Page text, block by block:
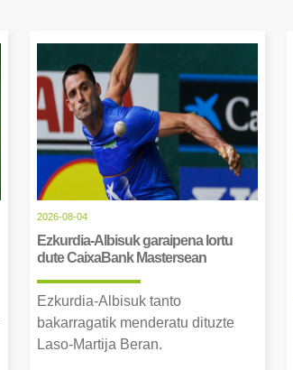
2026-08-04
Ezkurdia-Albisuk garaipena lortu
dute CaixaBank Mastersean
Ezkurdia-Albisuk tanto
bakarragatik menderatu dituzte
Laso-Martija Beran.